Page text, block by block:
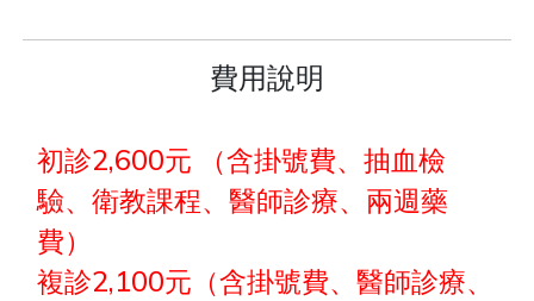
費用說明
初診2,600元 （含掛號費、抽血檢
驗、衛教課程、醫師診療、兩週藥
費）
複診2,100元（含掛號費、醫師診療、